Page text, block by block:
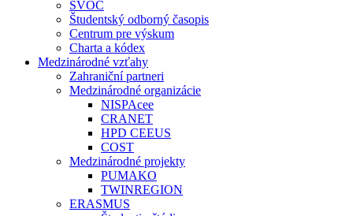
ŠVOČ
Študentský odborný časopis
Centrum pre výskum
Charta a kódex
Medzinárodné vzťahy
Zahraniční partneri
Medzinárodné organizácie
NISPAcee
CRANET
HPD CEEUS
COST
Medzinárodné projekty
PUMAKO
TWINREGION
ERASMUS